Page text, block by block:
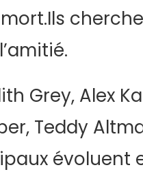
Grey, Alex
Teddy
évoluent